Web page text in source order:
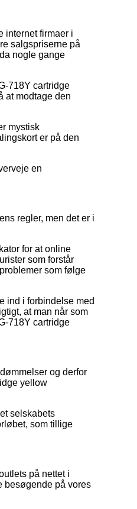
internet firmaer i
salgspriserne på
nogle gange
718Y cartridge
at modtage den
mystisk
er på den
en
regler, men det er i
for at online
som forstår
som følge
ind i forbindelse med
at man når som
718Y cartridge
og derfor
yellow
selskabets
som tillige
på nettet i
besøgende på vores